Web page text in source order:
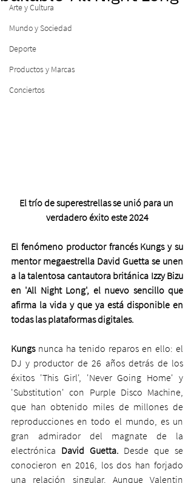
Arte y Cultura
Mundo y Sociedad
Deporte
Productos y Marcas
Conciertos
El trío de superestrellas se unió para un
verdadero éxito este 2024
El fenómeno productor francés Kungs y su
mentor megaestrella David Guetta se unen
a la talentosa cantautora británica Izzy Bizu
en 'All Night Long', el nuevo sencillo que
afirma la vida y que ya está disponible en
todas las plataformas digitales.
Kungs nunca ha tenido reparos en ello: el
DJ y productor de 26 años detrás de los
éxitos 'This Girl', 'Never Going Home' y
'Substitution' con Purple Disco Machine,
que han obtenido miles de millones de
reproducciones en todo el mundo, es un
gran admirador del magnate de la
electrónica David Guetta. Desde que se
conocieron en 2016, los dos han forjado
una relación singular. Aunque Valentin